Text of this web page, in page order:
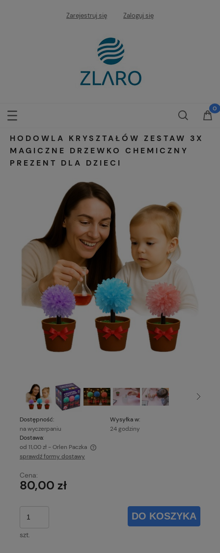
Zarejestruj się Zaloguj się
HODOWLA KRYSZTAŁÓW ZESTAW 3X
MAGICZNE DRZEWKO CHEMICZNY
PREZENT DLA DZIECI
Dostępność:
na wyczerpaniu
Wysyłka w:
24 godziny
Dostawa:
od 11,00 zł - Orlen Paczka
Cena nie zawiera ewentualnych kosztów płatności
sprawdź formy dostawy
Cena:
80,00 zł
szt.
DO KOSZYKA